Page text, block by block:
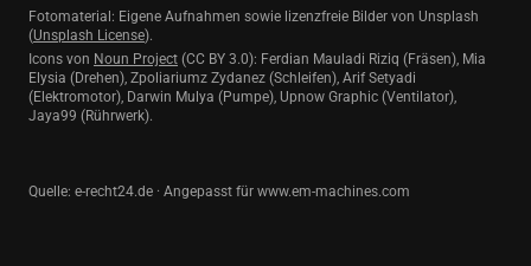
Fotomaterial: Eigene Aufnahmen sowie lizenzfreie Bilder von Unsplash
(Unsplash License).
Icons von Noun Project (CC BY 3.0): Ferdian Mauladi Riziq (Fräsen), Mia
Elysia (Drehen), Zpoliariumz Zydanez (Schleifen), Arif Setyadi
(Elektromotor), Darwin Mulya (Pumpe), Upnow Graphic (Ventilator),
Jaya99 (Rührwerk).
Quelle: e-recht24.de · Angepasst für www.em-machines.com